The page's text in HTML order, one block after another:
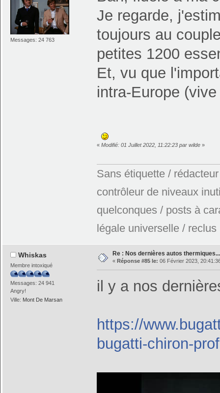
Messages: 24 763
Je regarde,
toujours au
petites 1200
Et, vu que
intra-Europe
« Modifié: 01 Juillet 2022, 11:22:23 par wilde»
Sans étiquette /
contrôleur de niveaux
quelconques / posts à
légale universelle / reclus
Whiskas
Membre intoxiqué
Messages: 24 941
Angry!
Ville: Mont De Marsan
Re : Nos dernières autos
« Réponse #85 le: 06 Février 2023,
il y a nos
https://
bugatti-chiron-